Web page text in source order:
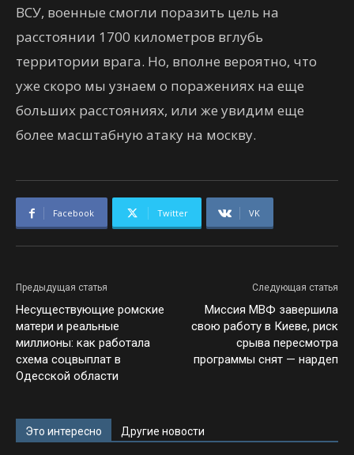
ВСУ, военные смогли поразить цель на
расстоянии 1700 километров вглубь
территории врага. Но, вполне вероятно, что
уже скоро мы узнаем о поражениях на еще
больших расстояниях, или же увидим еще
более масштабную атаку на москву.
Facebook Twitter VK
Предыдущая статья
Несуществующие ромские
матери и реальные
миллионы: как работала
схема соцвыплат в
Одесской области
Следующая статья
Миссия МВФ завершила
свою работу в Киеве, риск
срыва пересмотра
программы снят — нардеп
Это интересно Другие новости